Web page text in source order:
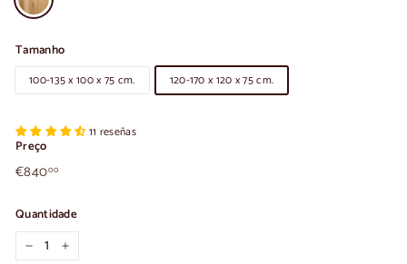
Tamanho
100-135 x 100 x 75 cm. 120-170 x 120 x 75 cm.
11 reseñas
Preço
Preço
normal
€84000€840,00
Quantidade
+